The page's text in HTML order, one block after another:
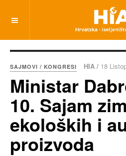
SAJMOVI / KONGRESI HIA / 18
Ministar
10. Sajam
ekoloških i
proizvoda